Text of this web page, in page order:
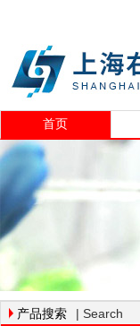
首页
产品搜索 | Search